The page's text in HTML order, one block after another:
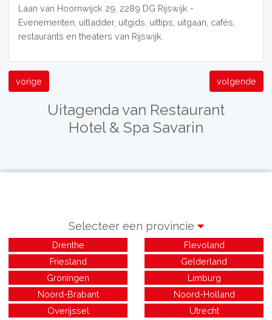
Laan van Hoornwijck 29, 2289 DG Rijswijk -
Evenementen, uitladder, uitgids, uittips, uitgaan, cafés,
restaurants en theaters van Rijswijk.
vorige volgende
Uitagenda van Restaurant
Hotel & Spa Savarin
Selecteer een provincie
Drenthe
Flevoland
Friesland
Gelderland
Groningen
Limburg
Noord-Brabant
Noord-Holland
Overijssel
Utrecht